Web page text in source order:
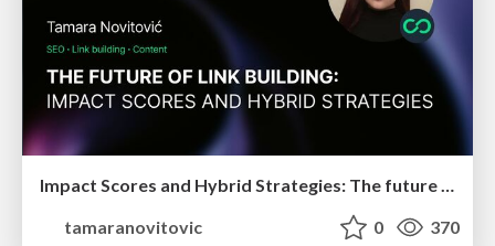
Impact Scores and Hybrid Strategies: The future of link building
tamaranovitovic
0 370